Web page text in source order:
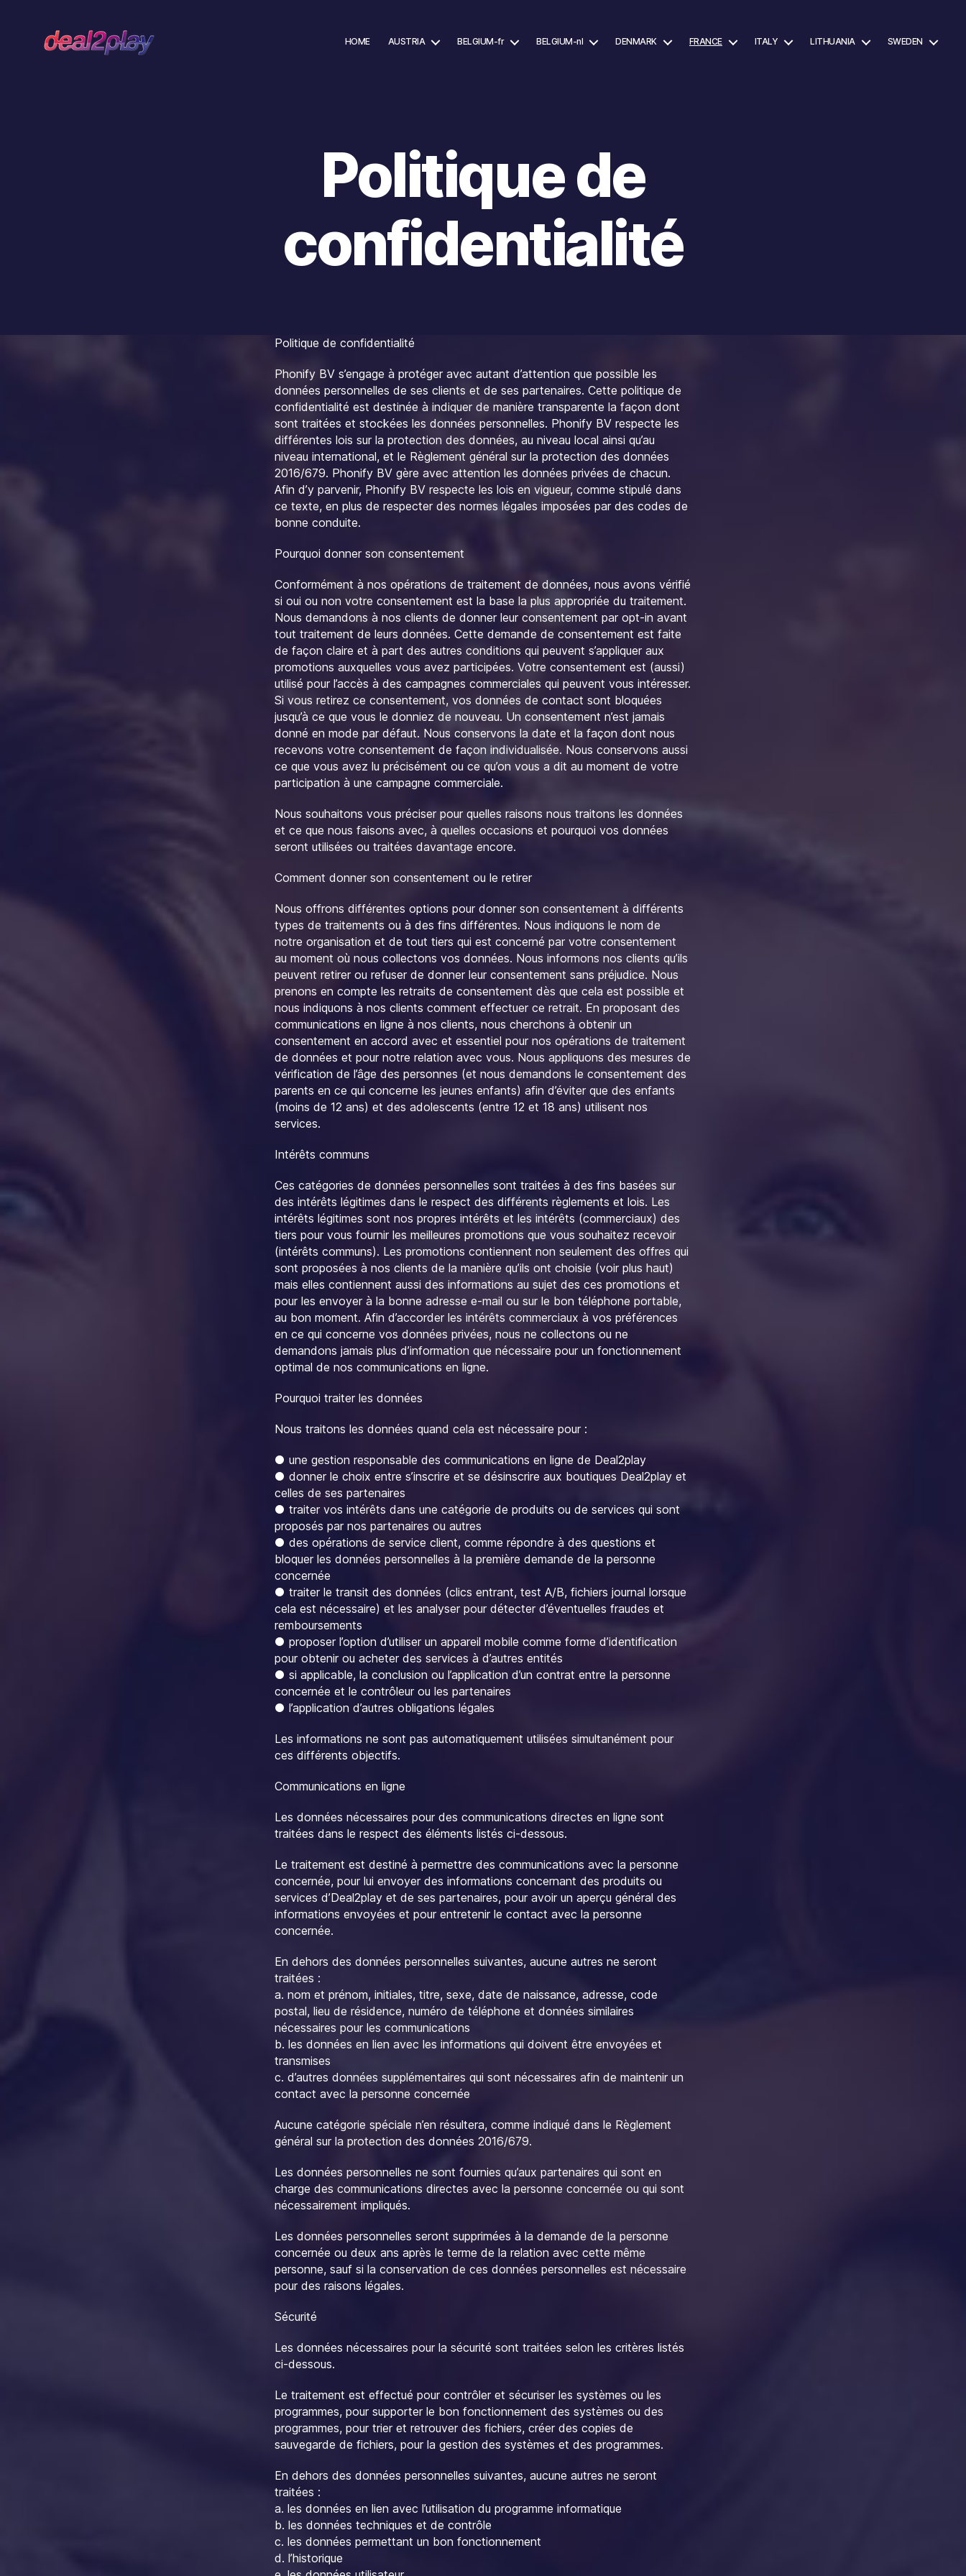
HOME AUSTRIA BELGIUM-fr BELGIUM-nl DENMARK FRANCE ITALY LITHUANIA SWEDEN
Politique de
confidentialité
Politique de confidentialité
Phonify BV s’engage à protéger avec autant d’attention que possible les
données personnelles de ses clients et de ses partenaires. Cette politique de
confidentialité est destinée à indiquer de manière transparente la façon dont
sont traitées et stockées les données personnelles. Phonify BV respecte les
différentes lois sur la protection des données, au niveau local ainsi qu’au
niveau international, et le Règlement général sur la protection des données
2016/679. Phonify BV gère avec attention les données privées de chacun.
Afin d’y parvenir, Phonify BV respecte les lois en vigueur, comme stipulé dans
ce texte, en plus de respecter des normes légales imposées par des codes de
bonne conduite.
Pourquoi donner son consentement
Conformément à nos opérations de traitement de données, nous avons vérifié
si oui ou non votre consentement est la base la plus appropriée du traitement.
Nous demandons à nos clients de donner leur consentement par opt-in avant
tout traitement de leurs données. Cette demande de consentement est faite
de façon claire et à part des autres conditions qui peuvent s’appliquer aux
promotions auxquelles vous avez participées. Votre consentement est (aussi)
utilisé pour l’accès à des campagnes commerciales qui peuvent vous intéresser.
Si vous retirez ce consentement, vos données de contact sont bloquées
jusqu’à ce que vous le donniez de nouveau. Un consentement n’est jamais
donné en mode par défaut. Nous conservons la date et la façon dont nous
recevons votre consentement de façon individualisée. Nous conservons aussi
ce que vous avez lu précisément ou ce qu’on vous a dit au moment de votre
participation à une campagne commerciale.
Nous souhaitons vous préciser pour quelles raisons nous traitons les données
et ce que nous faisons avec, à quelles occasions et pourquoi vos données
seront utilisées ou traitées davantage encore.
Comment donner son consentement ou le retirer
Nous offrons différentes options pour donner son consentement à différents
types de traitements ou à des fins différentes. Nous indiquons le nom de
notre organisation et de tout tiers qui est concerné par votre consentement
au moment où nous collectons vos données. Nous informons nos clients qu’ils
peuvent retirer ou refuser de donner leur consentement sans préjudice. Nous
prenons en compte les retraits de consentement dès que cela est possible et
nous indiquons à nos clients comment effectuer ce retrait. En proposant des
communications en ligne à nos clients, nous cherchons à obtenir un
consentement en accord avec et essentiel pour nos opérations de traitement
de données et pour notre relation avec vous. Nous appliquons des mesures de
vérification de l’âge des personnes (et nous demandons le consentement des
parents en ce qui concerne les jeunes enfants) afin d’éviter que des enfants
(moins de 12 ans) et des adolescents (entre 12 et 18 ans) utilisent nos
services.
Intérêts communs
Ces catégories de données personnelles sont traitées à des fins basées sur
des intérêts légitimes dans le respect des différents règlements et lois. Les
intérêts légitimes sont nos propres intérêts et les intérêts (commerciaux) des
tiers pour vous fournir les meilleures promotions que vous souhaitez recevoir
(intérêts communs). Les promotions contiennent non seulement des offres qui
sont proposées à nos clients de la manière qu’ils ont choisie (voir plus haut)
mais elles contiennent aussi des informations au sujet des ces promotions et
pour les envoyer à la bonne adresse e-mail ou sur le bon téléphone portable,
au bon moment. Afin d’accorder les intérêts commerciaux à vos préférences
en ce qui concerne vos données privées, nous ne collectons ou ne
demandons jamais plus d’information que nécessaire pour un fonctionnement
optimal de nos communications en ligne.
Pourquoi traiter les données
Nous traitons les données quand cela est nécessaire pour :
● une gestion responsable des communications en ligne de Deal2play
● donner le choix entre s’inscrire et se désinscrire aux boutiques Deal2play et
celles de ses partenaires
● traiter vos intérêts dans une catégorie de produits ou de services qui sont
proposés par nos partenaires ou autres
● des opérations de service client, comme répondre à des questions et
bloquer les données personnelles à la première demande de la personne
concernée
● traiter le transit des données (clics entrant, test A/B, fichiers journal lorsque
cela est nécessaire) et les analyser pour détecter d’éventuelles fraudes et
remboursements
● proposer l’option d’utiliser un appareil mobile comme forme d’identification
pour obtenir ou acheter des services à d’autres entités
● si applicable, la conclusion ou l’application d’un contrat entre la personne
concernée et le contrôleur ou les partenaires
● l’application d’autres obligations légales
Les informations ne sont pas automatiquement utilisées simultanément pour
ces différents objectifs.
Communications en ligne
Les données nécessaires pour des communications directes en ligne sont
traitées dans le respect des éléments listés ci-dessous.
Le traitement est destiné à permettre des communications avec la personne
concernée, pour lui envoyer des informations concernant des produits ou
services d’Deal2play et de ses partenaires, pour avoir un aperçu général des
informations envoyées et pour entretenir le contact avec la personne
concernée.
En dehors des données personnelles suivantes, aucune autres ne seront
traitées :
a. nom et prénom, initiales, titre, sexe, date de naissance, adresse, code
postal, lieu de résidence, numéro de téléphone et données similaires
nécessaires pour les communications
b. les données en lien avec les informations qui doivent être envoyées et
transmises
c. d’autres données supplémentaires qui sont nécessaires afin de maintenir un
contact avec la personne concernée
Aucune catégorie spéciale n’en résultera, comme indiqué dans le Règlement
général sur la protection des données 2016/679.
Les données personnelles ne sont fournies qu’aux partenaires qui sont en
charge des communications directes avec la personne concernée ou qui sont
nécessairement impliqués.
Les données personnelles seront supprimées à la demande de la personne
concernée ou deux ans après le terme de la relation avec cette même
personne, sauf si la conservation de ces données personnelles est nécessaire
pour des raisons légales.
Sécurité
Les données nécessaires pour la sécurité sont traitées selon les critères listés
ci-dessous.
Le traitement est effectué pour contrôler et sécuriser les systèmes ou les
programmes, pour supporter le bon fonctionnement des systèmes ou des
programmes, pour trier et retrouver des fichiers, créer des copies de
sauvegarde de fichiers, pour la gestion des systèmes et des programmes.
En dehors des données personnelles suivantes, aucune autres ne seront
traitées :
a. les données en lien avec l’utilisation du programme informatique
b. les données techniques et de contrôle
c. les données permettant un bon fonctionnement
d. l’historique